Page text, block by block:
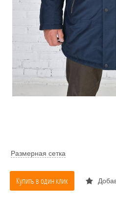
Размерная сетка
Купить в один клик